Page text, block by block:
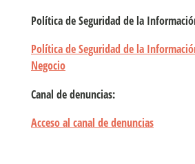
Política de Seguridad de la
Política de Seguridad de la
Negocio
Canal de denuncias:
Acceso al canal de denuncias